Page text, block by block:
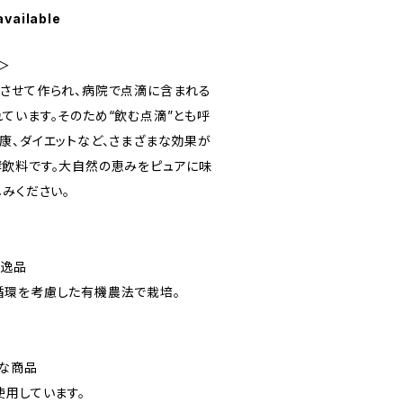
せて作られ、病院で点滴に含まれる
います。そのため“飲む点滴”とも呼
ダイエットなど、さまざまな効果が
料です。大自然の恵みをピュアに味
ください。
品
を考慮した有機農法で栽培。
商品
しています。